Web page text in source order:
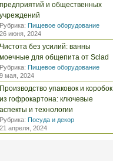
предприятий и общественных
учреждений
Рубрика: Пищевое оборудование
26 июня, 2024
Чистота без усилий: ванны
моечные для общепита от Sclad
Рубрика: Пищевое оборудование
9 мая, 2024
Производство упаковок и коробок
из гофрокартона: ключевые
аспекты и технологии
Рубрика: Посуда и декор
21 апреля, 2024